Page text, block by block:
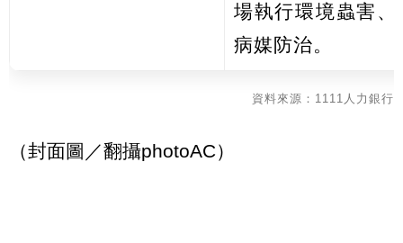
場執行環境蟲害、
病媒防治。
資料來源：1111人力銀行
（封面圖／翻攝photoAC）